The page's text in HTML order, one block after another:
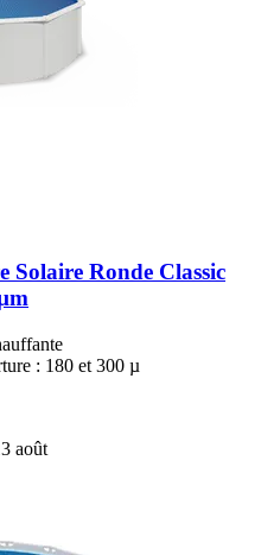
Solaire Ronde Classic
: 180 et 300 µ
août